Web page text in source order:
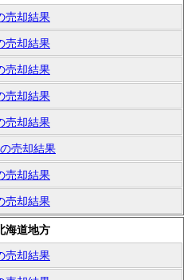
売却結果
売却結果
売却結果
売却結果
売却結果
売却結果
売却結果
売却結果
海道地方
売却結果